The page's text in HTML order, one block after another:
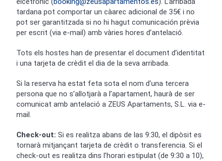
tardana pot comportar un càarec adicional de 35€ i no
pot ser garantitzada si no hi hagut comunicación prèvia
per escrit (via e-mail) amb vàries hores d’antelació.
Tots els hostes han de presentar el document d’identitat
i una tarjeta de crèdit el dia de la seva arribada.
Si la reserva ha estat feta sota el nom d’una tercera
persona que no s’allotjarà a l’apartament, haurà de ser
comunicat amb antelació a ZEUS Apartaments, S.L. via e-
mail.
Check-out: Si es realitza abans de las 9:30, el dipòsit es
tornarà mitjançant tarjeta de crèdit o transferencia. Si el
check-out es realitza dins l’horari estipulat (de 9:30 a 10),